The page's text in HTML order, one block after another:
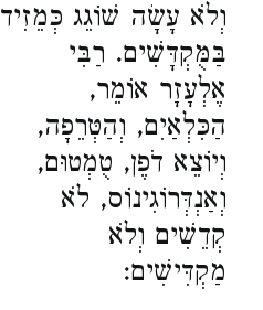
וְלֹא עָשָׂה שׁוֹגֵג כְּמֵזִיד
בַּמֻּקְדָּשִׁים. רַבִּי
אֶלְעָזָר אוֹמֵר,
הַכִּלְאַיִם, וְהַטְּרֵפָה,
וְיוֹצֵא דֹפֶן, טֻמְטוּם,
וְאַנְדְּרוֹגִינוֹס, לֹא
קְדֵשִׁים וְלֹא
מַקְדִּישִׁים: